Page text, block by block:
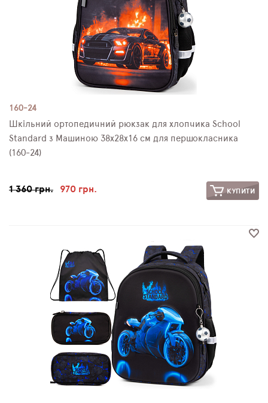
160-24
Шкільний ортопедичний рюкзак для хлопчика School
Standard з Машиною 38х28х16 см для першокласника
(160-24)
1 360 грн. 970 грн. КУПИТИ